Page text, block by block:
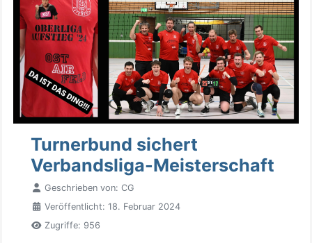
Turnerbund sichert
Verbandsliga-Meisterschaft
Geschrieben von: CG
Veröffentlicht: 18. Februar 2024
Zugriffe: 956